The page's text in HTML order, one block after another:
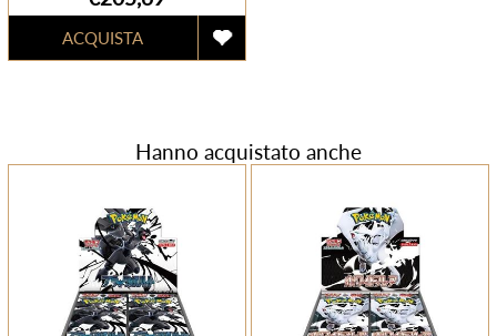
Hanno acquistato anche